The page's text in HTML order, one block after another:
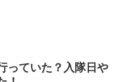
っていた？入隊日や